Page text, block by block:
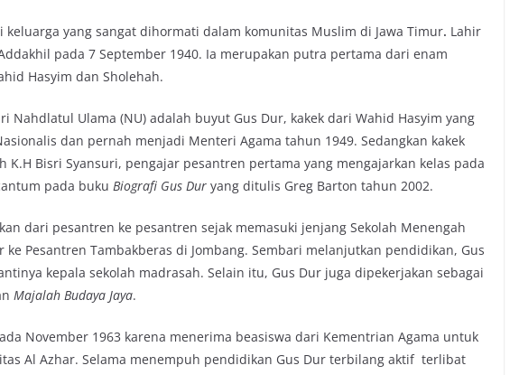
keluarga yang sangat dihormati dalam komunitas Muslim di Jawa Timur. Lahir
pada 7 September 1940. Ia merupakan putra pertama dari enam
Hasyim dan Sholehah.
Nahdlatul Ulama (NU) adalah buyut Gus Dur, kakek dari Wahid Hasyim yang
dan pernah menjadi Menteri Agama tahun 1949. Sedangkan kakek
K.H Bisri Syansuri, pengajar pesantren pertama yang mengajarkan kelas pada
pada buku Biografi Gus Dur yang ditulis Greg Barton tahun 2002.
dari pesantren ke pesantren sejak memasuki jenjang Sekolah Menengah
ke Pesantren Tambakberas di Jombang. Sembari melanjutkan pendidikan, Gus
kepala sekolah madrasah. Selain itu, Gus Dur juga dipekerjakan sebagai
Majalah Budaya Jaya.
November 1963 karena menerima beasiswa dari Kementrian Agama untuk
Al Azhar. Selama menempuh pendidikan Gus Dur terbilang aktif terlibat